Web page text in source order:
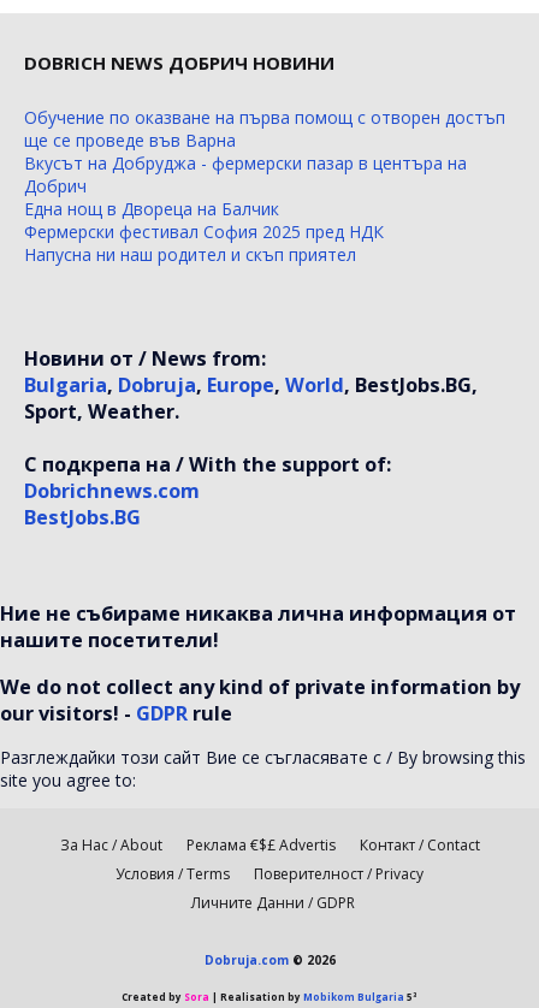
DOBRICH NEWS ДОБРИЧ НОВИНИ
Обучение по оказване на първа помощ с отворен достъп
ще се проведе във Варна
Вкусът на Добруджа - фермерски пазар в центъра на
Добрич
Една нощ в Двореца на Балчик
Фермерски фестивал София 2025 пред НДК
Напусна ни наш родител и скъп приятел
Новини от / News from:
Bulgaria, Dobruja, Europe, World, BestJobs.BG,
Sport, Weather.
С подкрепа на / With the support of:
Dobrichnews.com
BestJobs.BG
Ние не събираме никаква лична информация от
нашите посетители!
We do not collect any kind of private information by
our visitors! - GDPR rule
Разглеждайки този сайт Вие се съгласявате с / By browsing this
site you agree to:
За Нас / About Реклама €$£ Advertis
Контакт / Contact
Условия / Terms
Поверителност / Privacy
Личните Данни / GDPR
Dobruja.com© 2026
Created by Sora | Realisation byMobikom Bulgaria 5³